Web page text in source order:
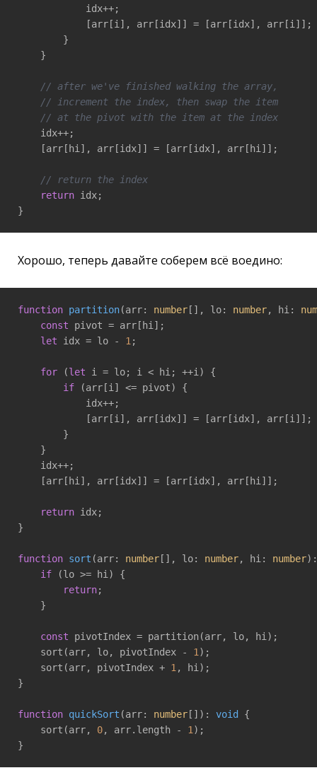
            idx++;
            [arr[i], arr[idx]] = [arr[idx], arr[i]];
        }
    }
// after we've finished walking the array,
// increment the index, then swap the item
// at the pivot with the item at the index
    idx++;
    [arr[hi], arr[idx]] = [arr[idx], arr[hi]];
// return the index
return idx;
}
Хорошо, теперь давайте соберем всё воедино:
function partition(arr: number [], lo: number, hi:
const pivot = arr[hi];
let idx = lo - 1 ;
for (let i = lo; i < hi; ++i) {
if (arr[i] <= pivot) {
            idx++;
            [arr[i], arr[idx]] = [arr[idx], arr[i]];
        }
    }
    idx++;
    [arr[hi], arr[idx]] = [arr[idx], arr[hi]];
return idx;
}
function sort (arr: number [], lo: number, hi: number
if (lo >= hi) {
return;
    }
const pivotIndex = partition(arr, lo, hi);
    sort(arr, lo, pivotIndex -
1 );
    sort(arr, pivotIndex +
1 , hi);
}
function quickSort (arr: number [] ): void
{
    sort(arr,
0, arr.length - 1 );
}